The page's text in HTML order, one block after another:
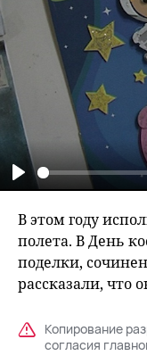
Play
В этом году
полета. В День
поделки,
рассказали, что
Копирование
согласия